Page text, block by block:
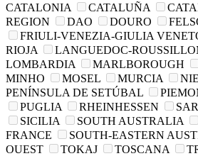
CATALONIA
CATALUÑA
REGION
DAO DOURO
FRIULI-VENEZIA-GIULIA
RIOJA
LANGUEDOC-
LOMBARDIA
MARLBOROUGH
MINHO
MOSEL MURCIA
PENÍNSULA DE SETÚBAL
PUGLIA
RHEINHESSEN
SICILIA
SOUTH AUSTRALIA
FRANCE
SOUTH-EASTERN
OUEST
TOKAJ TOSCANA